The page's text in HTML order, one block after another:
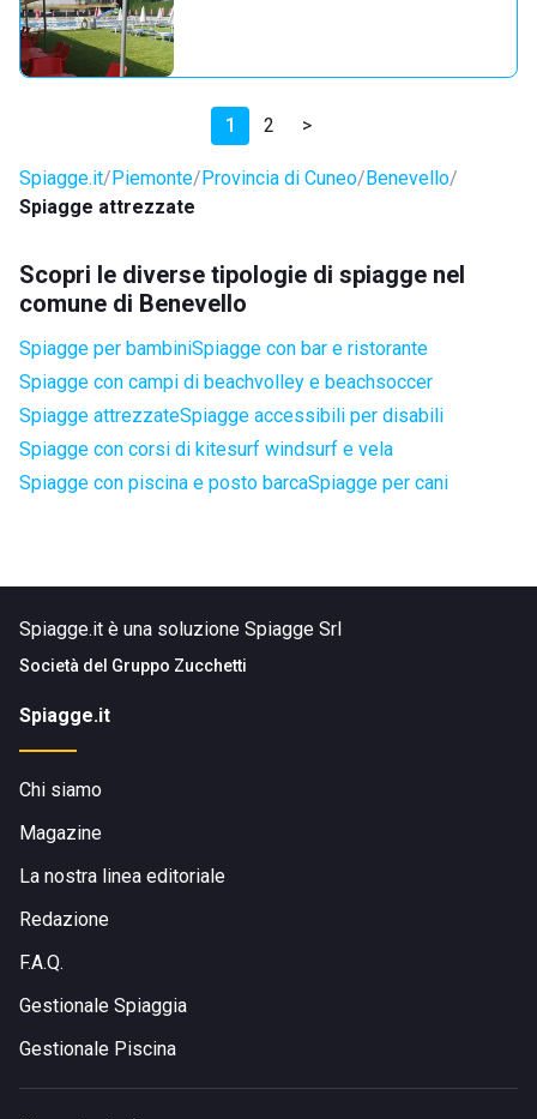
1 2 >
Spiagge.it Piemonte Provincia di Cuneo Benevello
Spiagge attrezzate
Scopri le diverse tipologie di spiagge nel
comune di Benevello
Spiagge per bambiniSpiagge con bar e ristorante
Spiagge con campi di beachvolley e beachsoccer
Spiagge attrezzateSpiagge accessibili per disabili
Spiagge con corsi di kitesurf windsurf e vela
Spiagge con piscina e posto barcaSpiagge per cani
Spiagge.it è una soluzione Spiagge Srl
Società del Gruppo Zucchetti
Spiagge.it
Chi siamo
Magazine
La nostra linea editoriale
Redazione
F.A.Q.
Gestionale Spiaggia
Gestionale Piscina